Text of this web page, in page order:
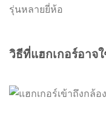
รุ่นหลายยี่ห้อ
วิธีที่แฮกเกอร์อาจ